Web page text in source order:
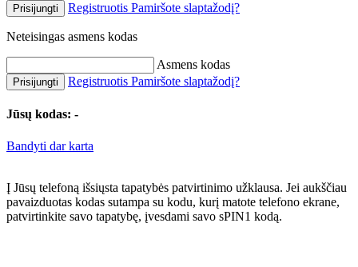
Prisijungti Registruotis Pamiršote slaptažodį?
Neteisingas asmens kodas
Asmens kodas
Prisijungti Registruotis Pamiršote slaptažodį?
Jūsų kodas: -
Bandyti dar karta
Į Jūsų telefoną išsiųsta tapatybės patvirtinimo užklausa. Jei aukščiau
pavaizduotas kodas sutampa su kodu, kurį matote telefono ekrane,
patvirtinkite savo tapatybę, įvesdami savo sPIN1 kodą.